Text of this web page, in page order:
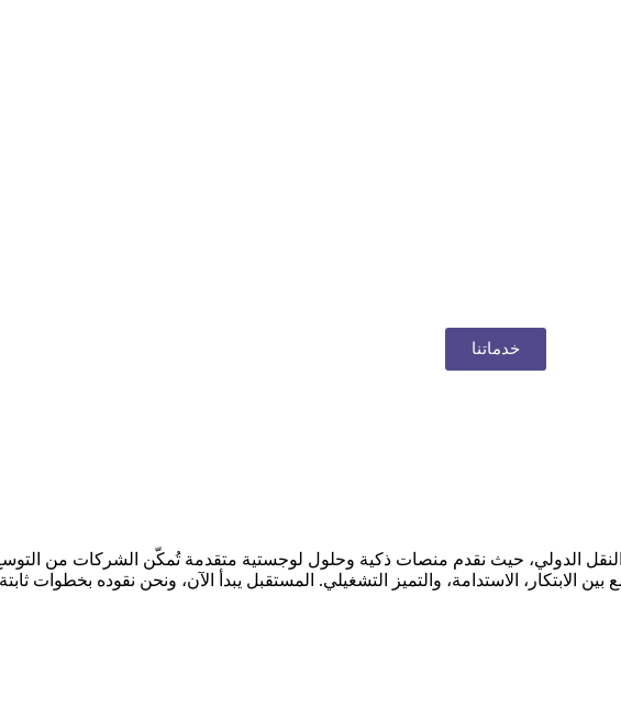
خدماتنا
الدولي، حيث نقدم منصات ذكية وحلول لوجستية متقدمة تُمكّن الشركات من
الاستدامة، والتميز التشغيلي. المستقبل يبدأ الآن، ونحن نقوده بخطوات